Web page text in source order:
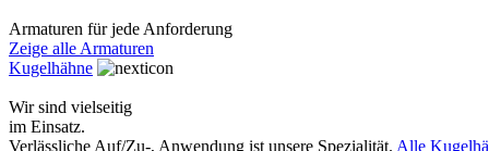
Armaturen für jede Anforderung
Zeige alle Armaturen
Kugelhähne
Wir sind vielseitig
im Einsatz.
Verlässliche Auf/Zu-, Anwendung ist unsere Spezialität. Alle